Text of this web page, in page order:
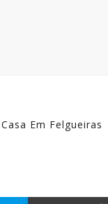
Em Felgueiras